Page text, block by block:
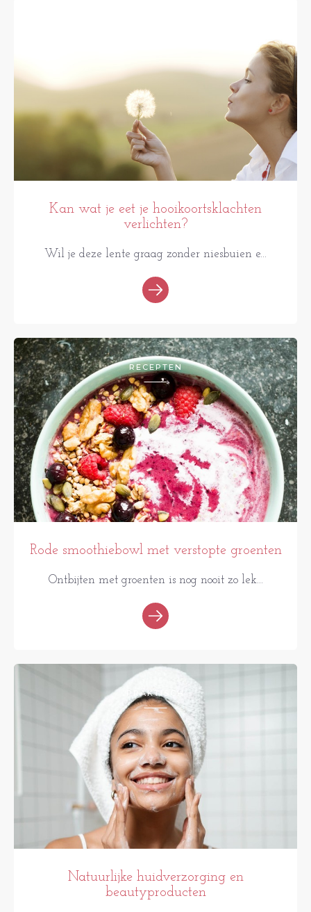
Kan wat je eet je hooikoortsklachten
verlichten?
Wil je deze lente graag zonder niesbuien e...
RECEPTEN
Rode smoothiebowl met verstopte groenten
Ontbijten met groenten is nog nooit zo lek...
PRAKTISCH
Natuurlijke huidverzorging en
beautyproducten